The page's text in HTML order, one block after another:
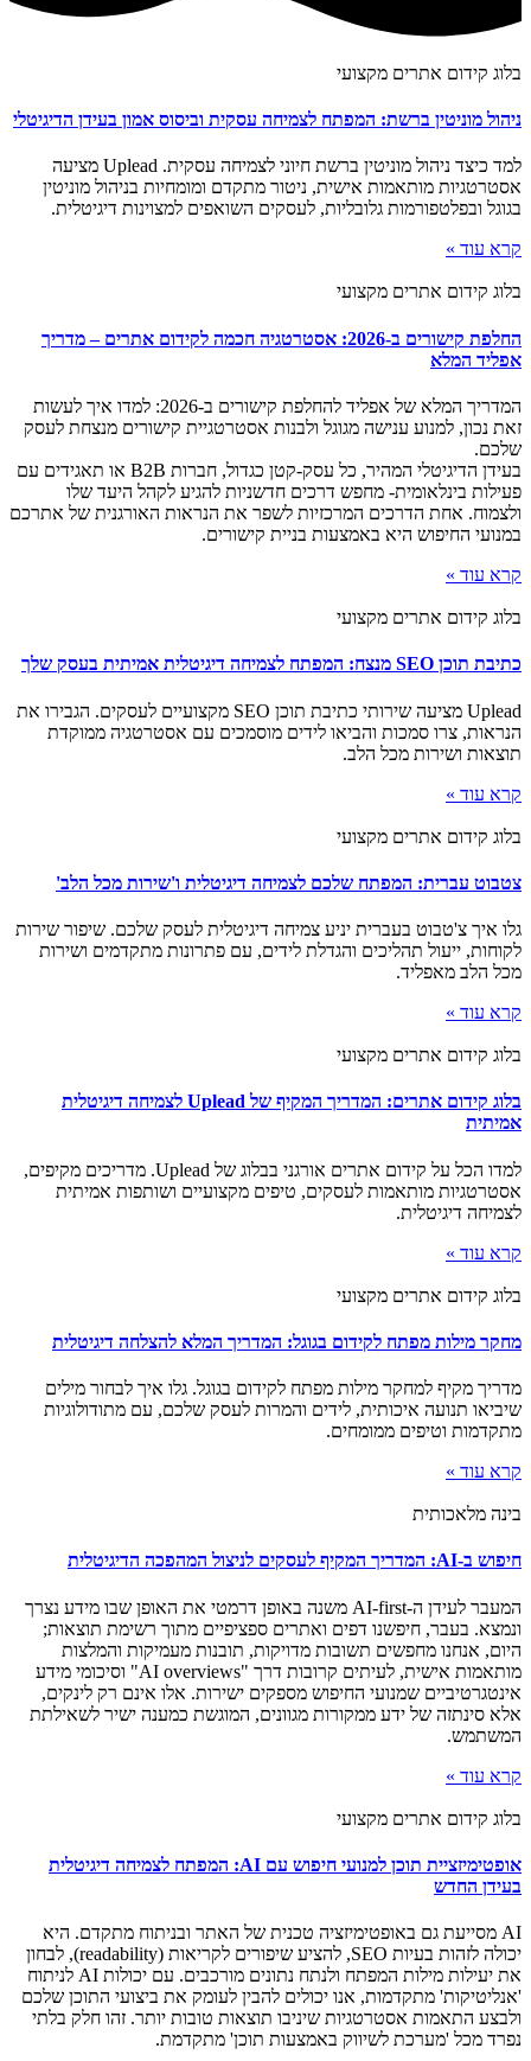
בלוג קידום אתרים מקצועי
ניהול מוניטין ברשת: המפתח לצמיחה עסקית וביסוס אמון בעידן הדיגיטלי
למד כיצד ניהול מוניטין ברשת חיוני לצמיחה עסקית. Uplead מציעה
אסטרטגיות מותאמות אישית, ניטור מתקדם ומומחיות בניהול מוניטין
בגוגל ובפלטפורמות גלובליות, לעסקים השואפים למצוינות דיגיטלית.
קרא עוד »
בלוג קידום אתרים מקצועי
החלפת קישורים ב-2026: אסטרטגיה חכמה לקידום אתרים – מדריך
אפליד המלא
המדריך המלא של אפליד להחלפת קישורים ב-2026: למדו איך לעשות
זאת נכון, למנוע ענישה מגוגל ולבנות אסטרטגיית קישורים מנצחת לעסק
שלכם.
בעידן הדיגיטלי המהיר, כל עסק-קטן כגדול, חברות B2B או תאגידים עם
פעילות בינלאומית- מחפש דרכים חדשניות להגיע לקהל היעד שלו
ולצמוח. אחת הדרכים המרכזיות לשפר את הנראות האורגנית של אתרכם
במנועי החיפוש היא באמצעות בניית קישורים.
קרא עוד »
בלוג קידום אתרים מקצועי
כתיבת תוכן SEO מנצח: המפתח לצמיחה דיגיטלית אמיתית בעסק שלך
Uplead מציעה שירותי כתיבת תוכן SEO מקצועיים לעסקים. הגבירו את
הנראות, צרו סמכות והביאו לידים מוסמכים עם אסטרטגיה ממוקדת
תוצאות ושירות מכל הלב.
קרא עוד »
בלוג קידום אתרים מקצועי
צטבוט עברית: המפתח שלכם לצמיחה דיגיטלית ו'שירות מכל הלב'
גלו איך צ'טבוט בעברית יניע צמיחה דיגיטלית לעסק שלכם. שיפור שירות
לקוחות, ייעול תהליכים והגדלת לידים, עם פתרונות מתקדמים ושירות
מכל הלב מאפליד.
קרא עוד »
בלוג קידום אתרים מקצועי
בלוג קידום אתרים: המדריך המקיף של Uplead לצמיחה דיגיטלית
אמיתית
למדו הכל על קידום אתרים אורגני בבלוג של Uplead. מדריכים מקיפים,
אסטרטגיות מותאמות לעסקים, טיפים מקצועיים ושותפות אמיתית
לצמיחה דיגיטלית.
קרא עוד »
בלוג קידום אתרים מקצועי
מחקר מילות מפתח לקידום בגוגל: המדריך המלא להצלחה דיגיטלית
מדריך מקיף למחקר מילות מפתח לקידום בגוגל. גלו איך לבחור מילים
שיביאו תנועה איכותית, לידים והמרות לעסק שלכם, עם מתודולוגיות
מתקדמות וטיפים ממומחים.
קרא עוד »
בינה מלאכותית
חיפוש ב-AI: המדריך המקיף לעסקים לניצול המהפכה הדיגיטלית
המעבר לעידן ה-AI-first משנה באופן דרמטי את האופן שבו מידע נצרך
ונמצא. בעבר, חיפשנו דפים ואתרים ספציפיים מתוך רשימת תוצאות;
היום, אנחנו מחפשים תשובות מדויקות, תובנות מעמיקות והמלצות
מותאמות אישית, לעיתים קרובות דרך "AI overviews" וסיכומי מידע
אינטגרטיביים שמנועי החיפוש מספקים ישירות. אלו אינם רק לינקים,
אלא סינתזה של ידע ממקורות מגוונים, המוגשת כמענה ישיר לשאילתת
המשתמש.
קרא עוד »
בלוג קידום אתרים מקצועי
אופטימיזציית תוכן למנועי חיפוש עם AI: המפתח לצמיחה דיגיטלית
בעידן החדש
AI מסייעת גם באופטימיזציה טכנית של האתר ובניתוח מתקדם. היא
יכולה לזהות בעיות SEO, להציע שיפורים לקריאות (readability), לבחון
את יעילות מילות המפתח ולנתח נתונים מורכבים. עם יכולות AI לניתוח
'אנליטיקות' מתקדמות, אנו יכולים להבין לעומק את ביצועי התוכן שלכם
ולבצע התאמות אסטרטגיות שיניבו תוצאות טובות יותר. זהו חלק בלתי
נפרד מכל 'מערכת לשיווק באמצעות תוכן' מתקדמת.